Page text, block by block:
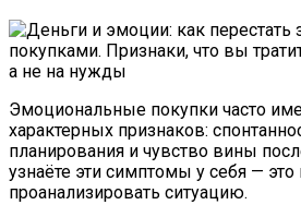
Эмоциональные покупки часто
характерных признаков:
планирования и чувство вины
узнаёте эти симптомы у себя — это
проанализировать ситуацию.